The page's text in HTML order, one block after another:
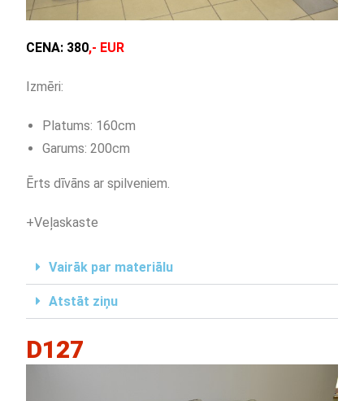
CENA: 380,- EUR
Izmēri:
Platums: 160cm
Garums: 200cm
Ērts dīvāns ar spilveniem.
+Veļaskaste
Vairāk par materiālu
Atstāt ziņu
D127